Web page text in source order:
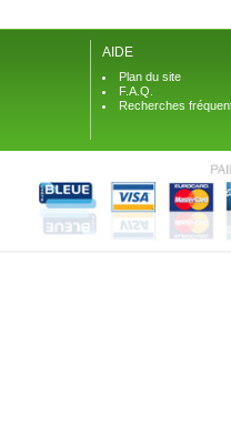
AIDE
Plan du site
F.A.Q.
Recherches